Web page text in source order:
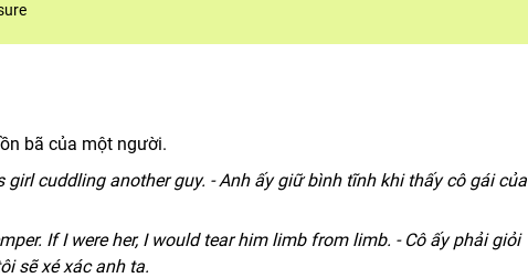
bã của một người.
girl cuddling another guy. - Anh ấy giữ bình tĩnh khi thấy cô gái của
If I were her, I would tear him limb from limb. - Cô ấy phải giỏi
sẽ xé xác anh ta.